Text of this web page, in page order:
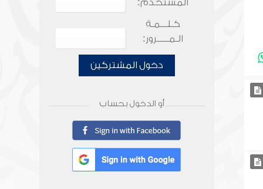
المستخدم:
كـلـــمـة
الـمـــــرور:
دخول المشتركين
أو الدخول بحساب